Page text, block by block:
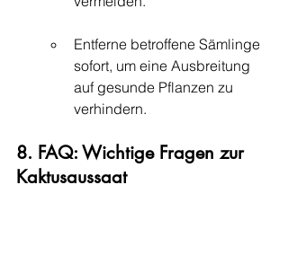
Entferne betroffene Sämlinge
sofort, um eine Ausbreitung
auf gesunde Pflanzen zu
verhindern.
8. FAQ: Wichtige Fragen zur
Kaktusaussaat